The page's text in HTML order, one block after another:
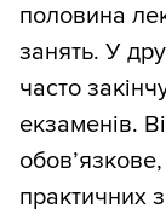
половина
занять. У
часто
екзаменів.
практичних